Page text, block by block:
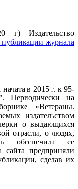
г) Издательство
публикации журнала
в 2015 г. к 95-
Периодически на
«Ветераны.
издательством
о выдающихся
отрасли, о людях,
обеспечила ее
сайта предприняли
сделав их